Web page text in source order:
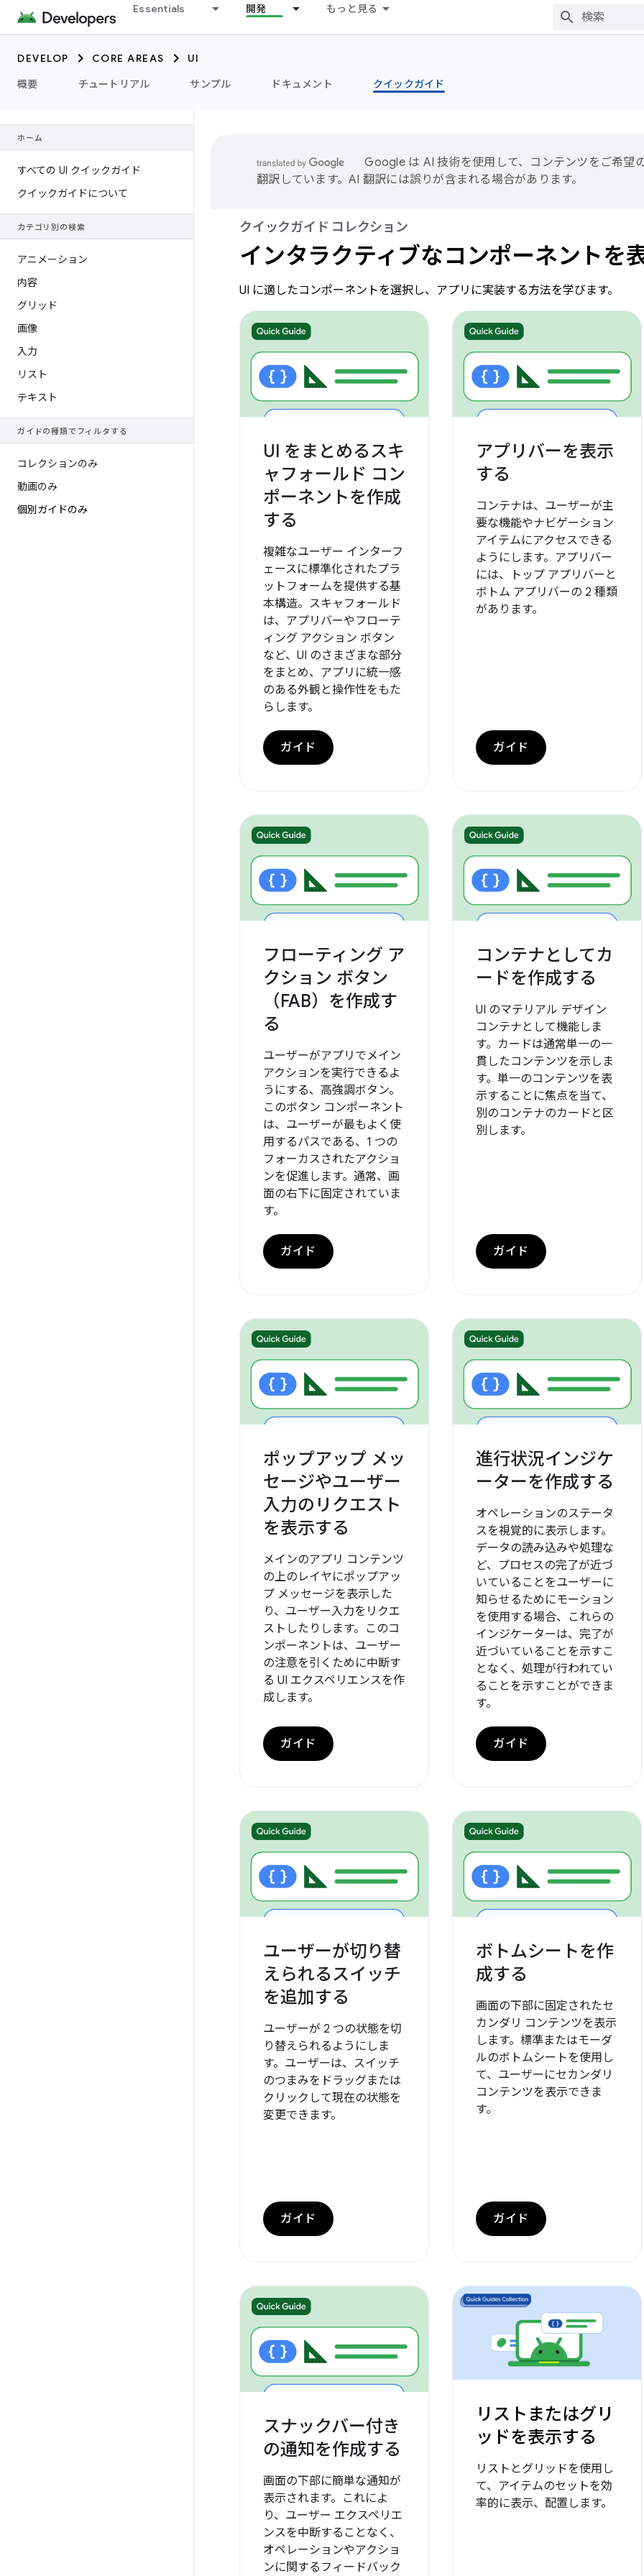
Essentials 開発 もっと見る
DEVELOP CORE AREAS
UI
概要
チュートリアル サンプル ドキュメント クイックガイド
ホーム
すべての UI クイックガイド
クイックガイドについて
カテゴリ別の検索
アニメーション
内容
グリッド
画像
入力
リスト
テキスト
ガイドの種類でフィルタする
コレクションのみ
動画のみ
個別ガイドのみ
Google は AI 技術を使用して、コンテンツをご希望
翻訳しています。AI 翻訳には誤りが含まれる場合があります。
クイックガイド コレクション
インタラクティブなコンポーネントを
UI に適したコンポーネントを選択し、アプリに実装する方法を学びます。
UI をまとめるスキ
ャフォールド コン
ポーネントを作成
する
複雑なユーザー インターフ
ェースに標準化されたプラ
ットフォームを提供する基
本構造。スキャフォールド
は、アプリバーやフローテ
ィング アクション ボタン
など、UI のさまざまな部分
をまとめ、アプリに統一感
のある外観と操作性をもた
らします。
ガイド
アプリバーを表示
する
コンテナは、ユーザーが主
要な機能やナビゲーション
アイテムにアクセスできる
ようにします。アプリバー
には、トップ アプリバーと
ボトム アプリバーの 2 種類
があります。
ガイド
フローティング ア
クション ボタン
（FAB）を作成す
る
ユーザーがアプリでメイン
アクションを実行できるよ
うにする、高強調ボタン。
このボタン コンポーネント
は、ユーザーが最もよく使
用するパスである、1 つの
フォーカスされたアクショ
ンを促進します。通常、画
面の右下に固定されていま
す。
ガイド
コンテナとしてカ
ードを作成する
UI のマテリアル デザイン
コンテナとして機能しま
す。カードは通常単一の一
貫したコンテンツを示しま
す。単一のコンテンツを表
示することに焦点を当て、
別のコンテナのカードと区
別します。
ガイド
ポップアップ メッ
セージやユーザー
入力のリクエスト
を表示する
メインのアプリ コンテンツ
の上のレイヤにポップアッ
プ メッセージを表示した
り、ユーザー入力をリクエ
ストしたりします。このコ
ンポーネントは、ユーザー
の注意を引くために中断す
る UI エクスペリエンスを作
成します。
ガイド
進行状況インジケ
ーターを作成する
オペレーションのステータ
スを視覚的に表示します。
データの読み込みや処理な
ど、プロセスの完了が近づ
いていることをユーザーに
知らせるためにモーション
を使用する場合、これらの
インジケーターは、完了が
近づいていることを示すこ
となく、処理が行われてい
ることを示すことができま
す。
ガイド
ユーザーが切り替
えられるスイッチ
を追加する
ユーザーが 2 つの状態を切
り替えられるようにしま
す。ユーザーは、スイッチ
のつまみをドラッグまたは
クリックして現在の状態を
変更できます。
ガイド
ボトムシートを作
成する
画面の下部に固定されたセ
カンダリ コンテンツを表示
します。標準またはモーダ
ルのボトムシートを使用し
て、ユーザーにセカンダリ
コンテンツを表示できま
す。
ガイド
スナックバー付き
の通知を作成する
画面の下部に簡単な通知が
表示されます。これによ
り、ユーザー エクスペリエ
ンスを中断することなく、
オペレーションやアクショ
ンに関するフィードバック
リストまたはグリ
ッドを表示する
リストとグリッドを使用し
て、アイテムのセットを効
率的に表示、配置します。